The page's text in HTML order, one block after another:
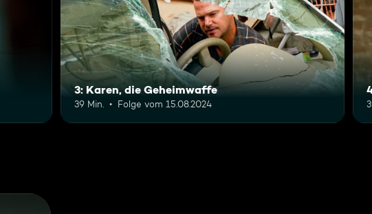
3: Karen, die Geheimwaffe
39 Min. Folge vom 15.08.2024